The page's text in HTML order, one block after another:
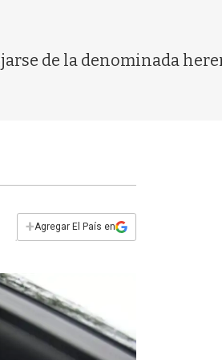
de la denominada
+Agregar El País en